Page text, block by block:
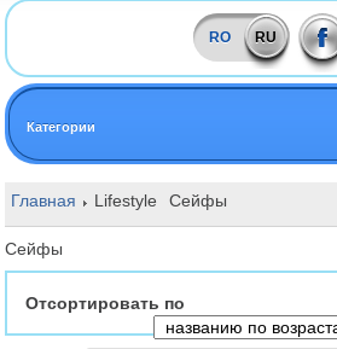
RO RU
Категории
Главная Lifestyle Сейфы
Сейфы
Отсортировать по